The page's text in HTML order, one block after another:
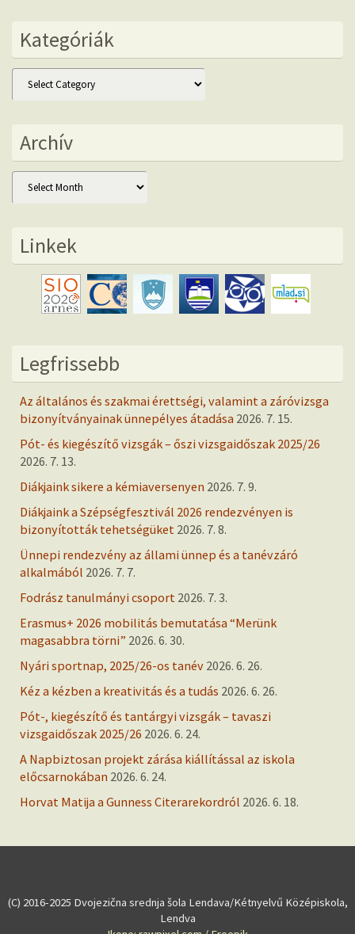
Kategóriák
Kategóriák
Archív
Archív
Linkek
Legfrissebb
Az általános és szakmai érettségi, valamint a záróvizsga
bizonyítványainak ünnepélyes átadása 2026. 7. 15.
Pót- és kiegészítő vizsgák – őszi vizsgaidőszak 2025/26
2026. 7. 13.
Diákjaink sikere a kémiaversenyen 2026. 7. 9.
Diákjaink a Szépségfesztivál 2026 rendezvényen is
bizonyították tehetségüket 2026. 7. 8.
Ünnepi rendezvény az állami ünnep és a tanévzáró
alkalmából 2026. 7. 7.
Fodrász tanulmányi csoport 2026. 7. 3.
Erasmus+ 2026 mobilitás bemutatása “Merünk
magasabbra törni” 2026. 6. 30.
Nyári sportnap, 2025/26-os tanév 2026. 6. 26.
Kéz a kézben a kreativitás és a tudás 2026. 6. 26.
Pót-, kiegészítő és tantárgyi vizsgák – tavaszi
vizsgaidőszak 2025/26 2026. 6. 24.
A Napbiztosan projekt zárása kiállítással az iskola
előcsarnokában 2026. 6. 24.
Horvat Matija a Gunness Citerarekordról 2026. 6. 18.
(C) 2016-2025 Dvojezična srednja šola Lendava/Kétnyelvű Középiskola,
Lendva